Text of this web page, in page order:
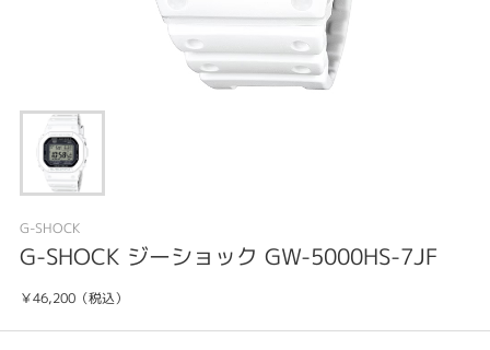
G-SHOCK
G-SHOCK ジーショック GW-5000HS-7JF
￥46,200（税込）